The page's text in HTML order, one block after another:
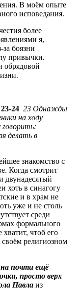
В моём опыте
исповедания.
более
я,
боязни
привычки.
обрядовой
24 23 Однажды
на ходу
говорить:
делать в
знакомство с
Когда смотрит
двунадесятый
хоть в синагогу
и в храм не
уже и не столь
среди
формального
хватит, чтоб его
религиозном
почти ещё
просто верх
Павла из